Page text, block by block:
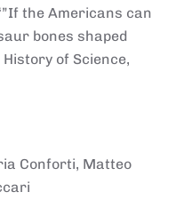
the Americans can
bones shaped
History of Science,
Conforti, Matteo